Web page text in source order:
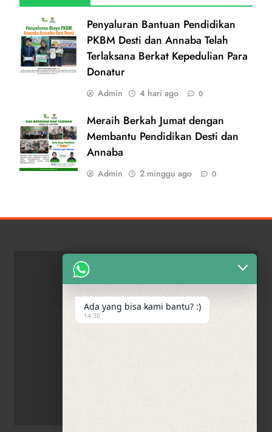
Penyaluran Bantuan Pendidikan
PKBM Desti dan Annaba Telah
Terlaksana Berkat Kepedulian Para
Donatur
Admin 4 hari ago 0
Meraih Berkah Jumat dengan
Membantu Pendidikan Desti dan
Annaba
Admin 2 minggu ago 0
Ada yang bisa kami bantu? :)
14:30